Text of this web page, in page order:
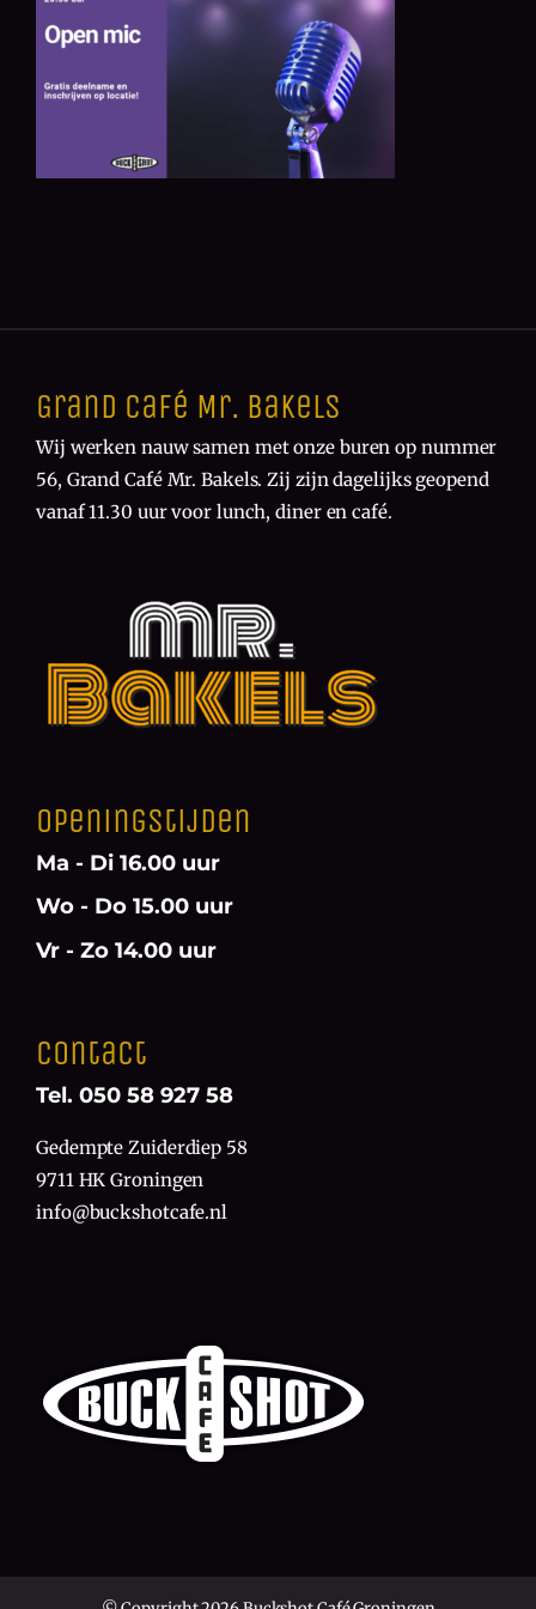
Grand Café Mr. Bakels
Wij werken nauw samen met onze buren op nummer
56, Grand Café Mr. Bakels. Zij zijn dagelijks geopend
vanaf 11.30 uur voor lunch, diner en café.
Openingstijden
Ma - Di 16.00 uur
Wo - Do 15.00 uur
Vr - Zo 14.00 uur
Contact
Tel. 050 58 927 58
Gedempte Zuiderdiep 58
9711 HK Groningen
info@buckshotcafe.nl